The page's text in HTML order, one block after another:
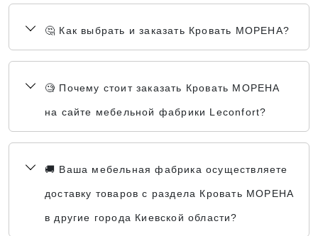
🤔 Как выбрать и заказать Кровать МОРЕНА?
🧐 Почему стоит заказать Кровать МОРЕНА
на сайте мебельной фабрики Leconfort?
🚚 Ваша мебельная фабрика осуществляете
доставку товаров с раздела Кровать МОРЕНА
в другие города Киевской области?